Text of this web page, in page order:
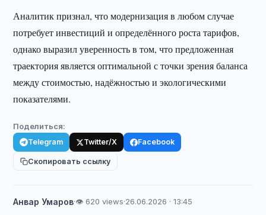
Аналитик признал, что модернизация в любом случае
потребует инвестиций и определённого роста тарифов,
однако выразил уверенность в том, что предложенная
траектория является оптимальной с точки зрения баланса
между стоимостью, надёжностью и экологическими
показателями.
Поделиться:
Telegram Twitter/X Facebook
Скопировать ссылку
Анвар Умаров·👁 620 views·26.06.2026 · 13:45